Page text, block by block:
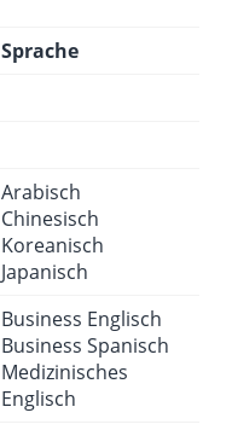
Sprache
Arabisch
Chinesisch
Koreanisch
Japanisch
Business Englisch
Business Spanisch
Medizinisches
Englisch